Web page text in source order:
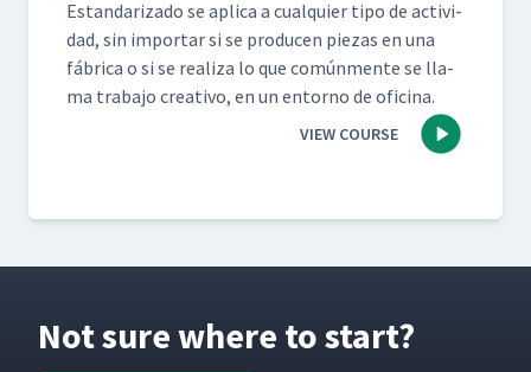
Estandariza­do se apli­ca a cualquier tipo de activi­
dad, sin impor­tar si se pro­ducen piezas en una
fábri­ca o si se real­iza lo que común­mente se lla­
ma tra­ba­jo cre­ati­vo, en un entorno de oficina.
VIEW COURSE
Not sure where to start?